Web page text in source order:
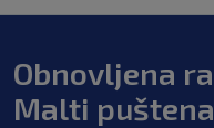
Obnovljena
Malti